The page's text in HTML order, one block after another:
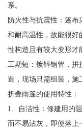
系。
防火性与抗震性：篷布
和耐高温性，故能很好
性构造且有较大变形才
工期短：镀锌钢管，拼
造，现场只需组装，施
折叠雨篷的使用特性：
1、自洁性：修建用的
而不易沾灰，即便落上